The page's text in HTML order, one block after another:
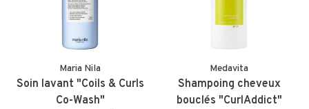
Maria Nila
Soin lavant "Coils & Curls
Co-Wash"
Medavita
Shampoing cheveux
bouclés "CurlAddict"